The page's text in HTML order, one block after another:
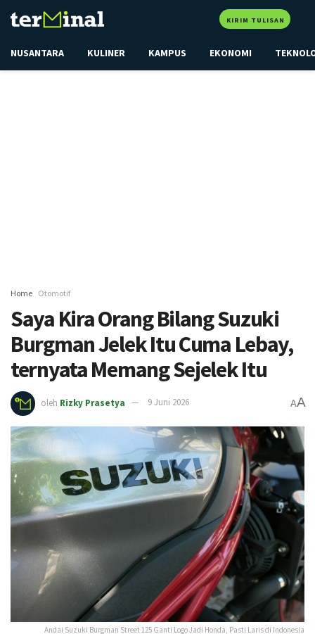
KIRIM TULISAN
NUSANTARA KULINER KAMPUS EKONOMI
Home Otomotif
Saya Kira Orang Bilang Suzuki
Burgman Jelek Itu Cuma Lebay,
ternyata Memang Sejelek Itu
oleh Rizky Prasetya 9 Juni 2026 AA
Andai Suzuki Burgman Street 125 Ganti Logo Jadi Honda, Pasti Laris di Indonesia